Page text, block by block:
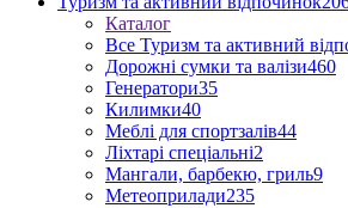
Каталог
Все Туризм та активний
Дорожні сумки та валізи460
Генератори35
Килимки40
Меблі для спортзалів44
Ліхтарі спеціальні2
Мангали, барбекю, гриль9
Метеоприлади235